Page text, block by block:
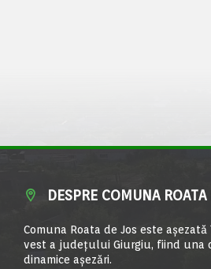
DESPRE COMUNA ROATA
Comuna Roata de Jos este
vest a judeţului Giurgiu, fiind una
dinamice aşezări.